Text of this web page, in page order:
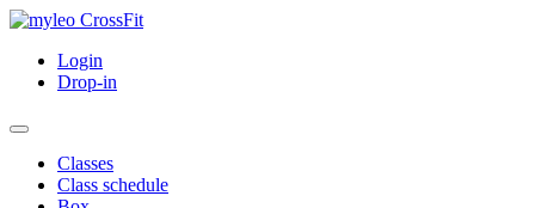
Login
Drop-in
Classes
Class schedule